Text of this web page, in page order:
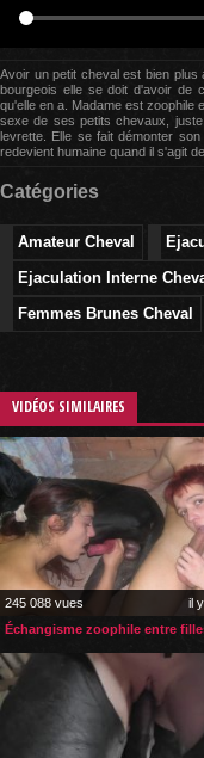
Avoir un petit cheval est bien plus
bourgeois elle se doit d'avoir de
qu'elle en a. Madame est zoophile
sexe de ses petits chevaux,
levrette. Elle se fait démonter
redevient humaine quand il s'agit
Catégories
Amateur Cheval
Ejaculation Interne
Femmes Brunes Cheval
VIDÉOS SIMILAIRES
245 088 vues
il
Échangisme zoophile entre